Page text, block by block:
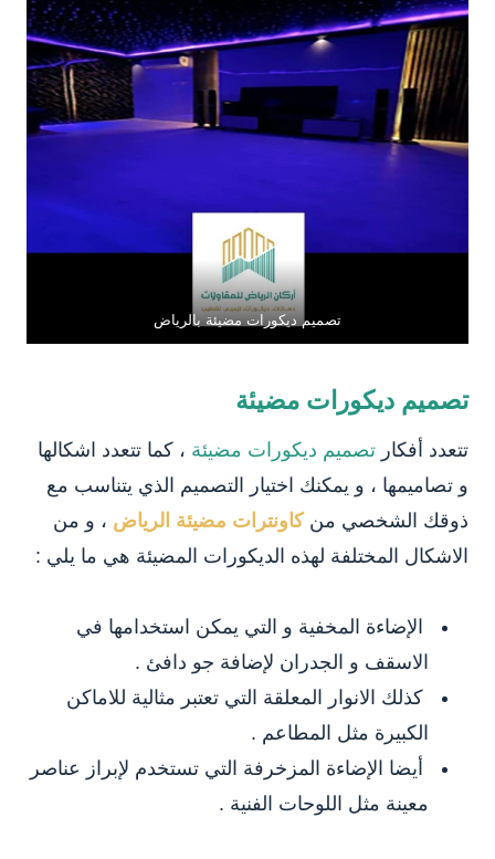
تصميم ديكورات مضيئة بالرياض
تصميم ديكورات مضيئة
تتعدد أفكار تصميم ديكورات مضيئة ، كما تتعدد اشكالها
و تصاميمها ، و يمكنك اختيار التصميم الذي يتناسب مع
ذوقك الشخصي منكاونترات مضيئة الرياض ، و من
الاشكال المختلفة لهذه الديكورات المضيئة هي ما يلي :
الإضاءة المخفية و التي يمكن استخدامها في
الاسقف و الجدران لإضافة جو دافئ .
كذلك الانوار المعلقة التي تعتبر مثالية للاماكن
الكبيرة مثل المطاعم .
أيضا الإضاءة المزخرفة التي تستخدم لإبراز عناصر
معينة مثل اللوحات الفنية .